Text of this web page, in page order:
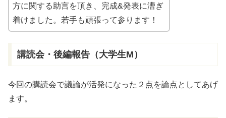
方に関する助言を頂き、完成&発表に漕ぎ
着けました。若手も頑張って参ります！
講読会・後編報告（大学生M）
今回の購読会で議論が活発になった２点を論点としてあげ
ます。